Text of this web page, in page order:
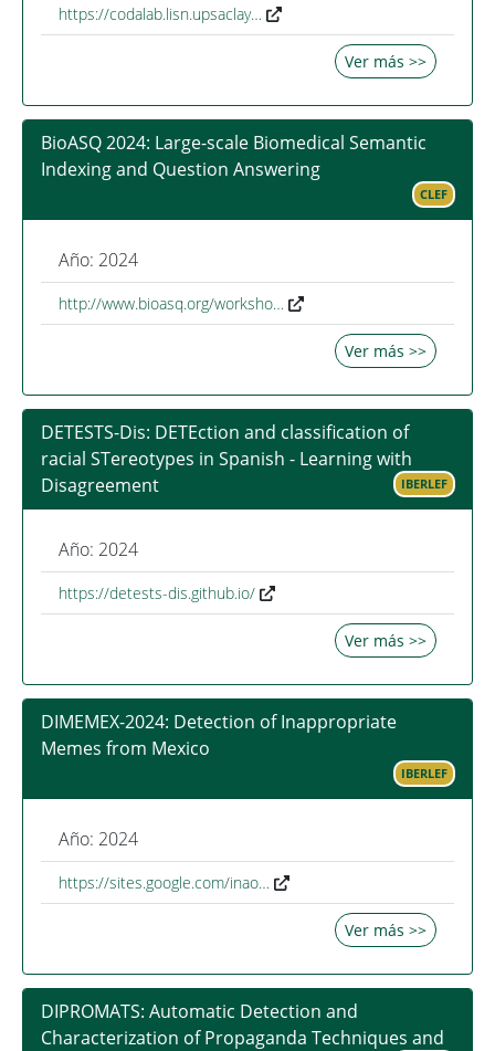
https://codalab.lisn.upsaclay…
Ver más >>
BioASQ 2024: Large-scale Biomedical Semantic
Indexing and Question Answering
CLEF
Año: 2024
http://www.bioasq.org/worksho…
Ver más >>
DETESTS-Dis: DETEction and classification of
racial STereotypes in Spanish - Learning with
Disagreement
IBERLEF
Año: 2024
https://detests-dis.github.io/
Ver más >>
DIMEMEX-2024: Detection of Inappropriate
Memes from Mexico
IBERLEF
Año: 2024
https://sites.google.com/inao…
Ver más >>
DIPROMATS: Automatic Detection and
Characterization of Propaganda Techniques and